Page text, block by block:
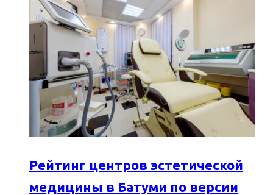
Рейтинг центров эстетической
медицины в Батуми по версии